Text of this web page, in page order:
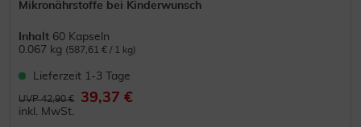
Mikronährstoffe bei Kinderwunsch
Inhalt 60 Kapseln
0.067 kg (587,61 € / 1 kg)
Lieferzeit 1-3 Tage
UVP 42,90 € 39,37 €
inkl. MwSt.